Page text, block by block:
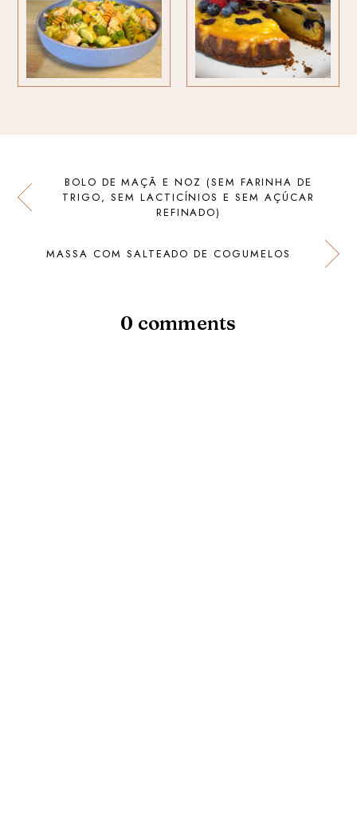
BOLO DE MAÇÃ E NOZ (SEM FARINHA DE
TRIGO, SEM LACTICÍNIOS E SEM AÇÚCAR
REFINADO)
MASSA COM SALTEADO DE COGUMELOS
0 comments